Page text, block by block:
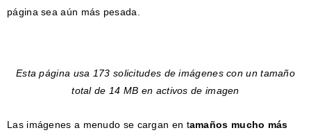
página sea aún más pesada.
Esta página usa 173 solicitudes de imágenes con un tamaño
total de 14 MB en activos de imagen
Las imágenes a menudo se cargan en tamaños mucho más